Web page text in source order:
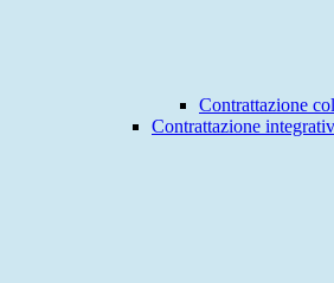
Contrattazione
Contrattazione